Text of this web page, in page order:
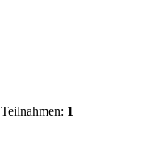
Teilnahmen: 1